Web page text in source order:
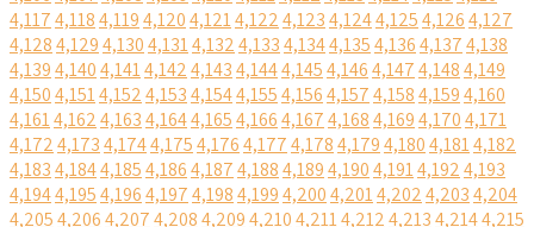
4,1174,1184,1194,1204,1214,1224,1234,1244,1254,1264,127
4,1284,1294,1304,1314,1324,1334,1344,1354,1364,1374,138
4,1394,1404,1414,1424,1434,1444,1454,1464,1474,1484,149
4,1504,1514,1524,1534,1544,1554,1564,1574,1584,1594,160
4,1614,1624,1634,1644,1654,1664,1674,1684,1694,1704,171
4,1724,1734,1744,1754,1764,1774,1784,1794,1804,1814,182
4,1834,1844,1854,1864,1874,1884,1894,1904,1914,1924,193
4,1944,1954,1964,1974,1984,1994,2004,2014,2024,2034,204
4,2054,2064,2074,2084,2094,2104,2114,2124,2134,2144,215